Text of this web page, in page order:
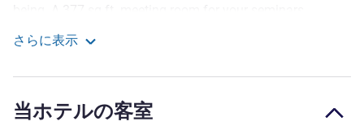
cocktail parties and family events. Restaurant open in the
evening from Monday to Friday. Snacks available 24/7.
Ideal for a leisurely stroll in the Champagne region, the ibis
hotel is close to the Joseph Perrier wine cellars. Discover
さらに表示
当ホテルの客室